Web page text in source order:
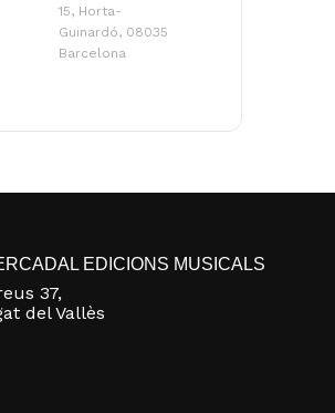
15, Horta-
Guinardó, 08035
Barcelona
EDICIONS MUSICALS
37,
del Vallès